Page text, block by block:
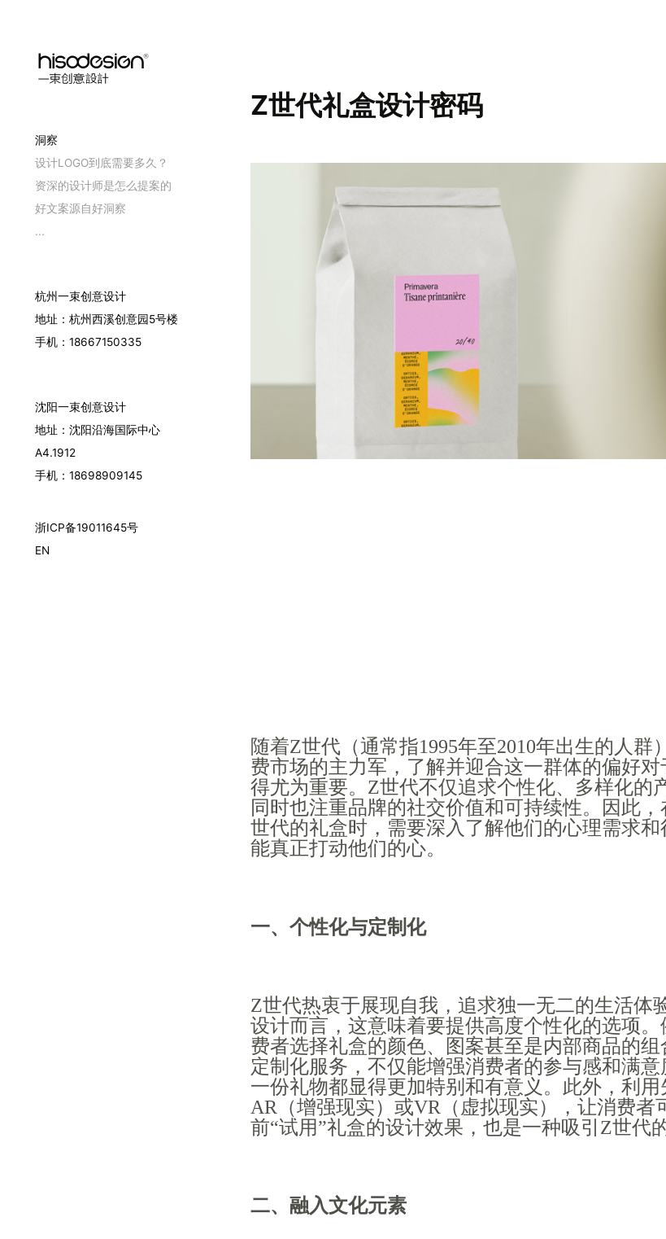
洞察
设计LOGO到底需要多久？
资深的设计师是怎么提案的
好文案源自好洞察
...
杭州一束创意设计
地址：杭州西溪创意园5号楼
手机：18667150335
沈阳一束创意设计
地址：沈阳沿海国际中心
A4.1912
手机：18698909145
浙ICP备19011645号
EN
Z世代礼盒设计密码
随着Z世代（通常指1995年至2010年出生的人群
费市场的主力军，了解并迎合这一群体的偏好
得尤为重要。Z世代不仅追求个性化、多样化的
同时也注重品牌的社交价值和可持续性。因此
世代的礼盒时，需要深入了解他们的心理需求
能真正打动他们的心。
一、个性化与定制化
Z世代热衷于展现自我，追求独一无二的生活体
设计而言，这意味着要提供高度个性化的选项
费者选择礼盒的颜色、图案甚至是内部商品的
定制化服务，不仅能增强消费者的参与感和满
一份礼物都显得更加特别和有意义。此外，利用
AR（增强现实）或VR（虚拟现实），让消费者
前“试用”礼盒的设计效果，也是一种吸引Z世代
二、融入文化元素